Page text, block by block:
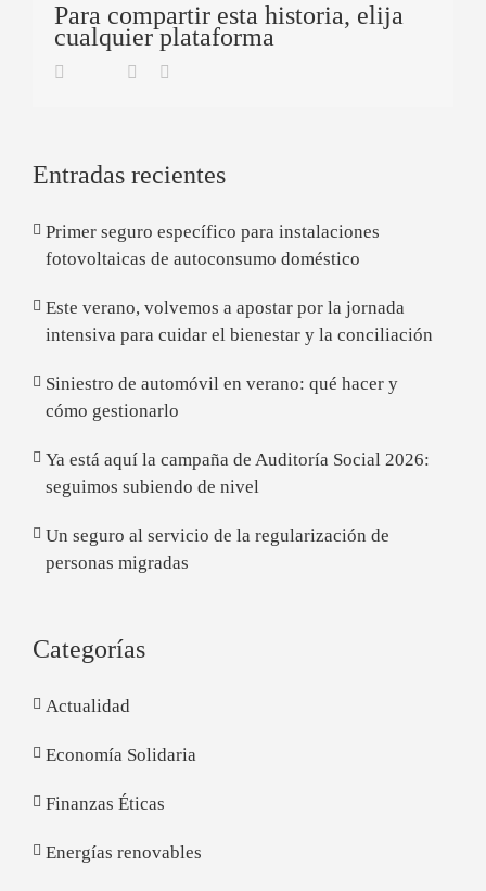
Para compartir esta historia, elija
cualquier plataforma
Facebook
TwitterLinkedin
Entradas recientes
Primer seguro específico para instalaciones
fotovoltaicas de autoconsumo doméstico
Este verano, volvemos a apostar por la jornada
intensiva para cuidar el bienestar y la conciliación
Siniestro de automóvil en verano: qué hacer y
cómo gestionarlo
Ya está aquí la campaña de Auditoría Social 2026:
seguimos subiendo de nivel
Un seguro al servicio de la regularización de
personas migradas
Categorías
Actualidad
Economía Solidaria
Finanzas Éticas
Energías renovables